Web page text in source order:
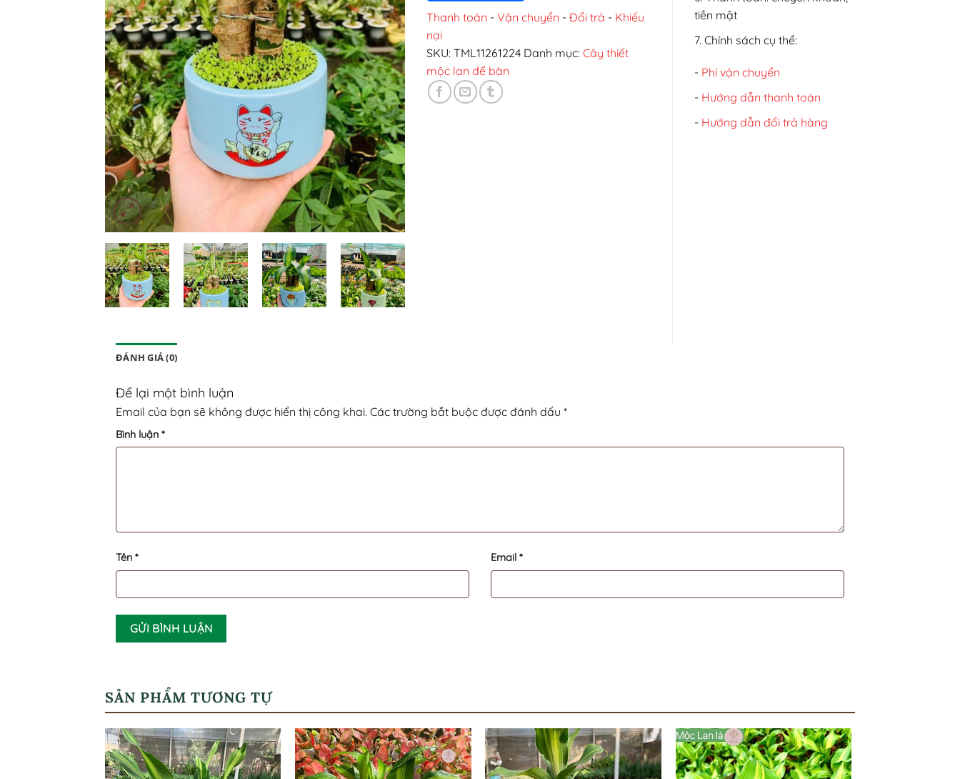
Thanh toán - Vận chuyển - Đổi trả - Khiếu
nại
SKU: TML11261224 Danh mục: Cây thiết
mộc lan để bàn
tiền mặt
7. Chính sách cụ thể:
- Phí vận chuyển
- Hướng dẫn thanh toán
- Hướng dẫn đổi trả hàng
ĐÁNH GIÁ (0)
Để lại một bình luận
Email của bạn sẽ không được hiển thị công khai. Các trường bắt buộc được đánh dấu *
Bình luận *
Tên * Email *
SẢN PHẨM TƯƠNG TỰ